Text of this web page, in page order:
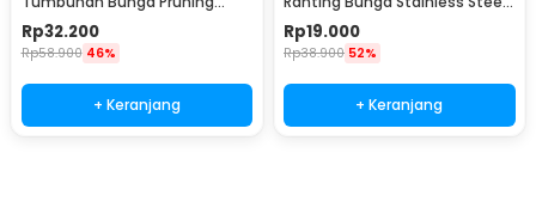
Scissors 25mm - SK5
Rp32.200
Rp58.900 46%
+ Keranjang
Pruning Scissors - SK-6
Rp19.000
Rp38.900 52%
+ Keranjang